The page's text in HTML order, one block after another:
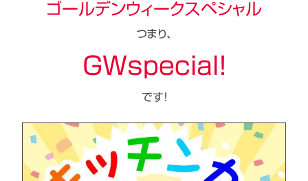
ゴールデンウィークスペシャル
つまり、
GWspecial！
です！